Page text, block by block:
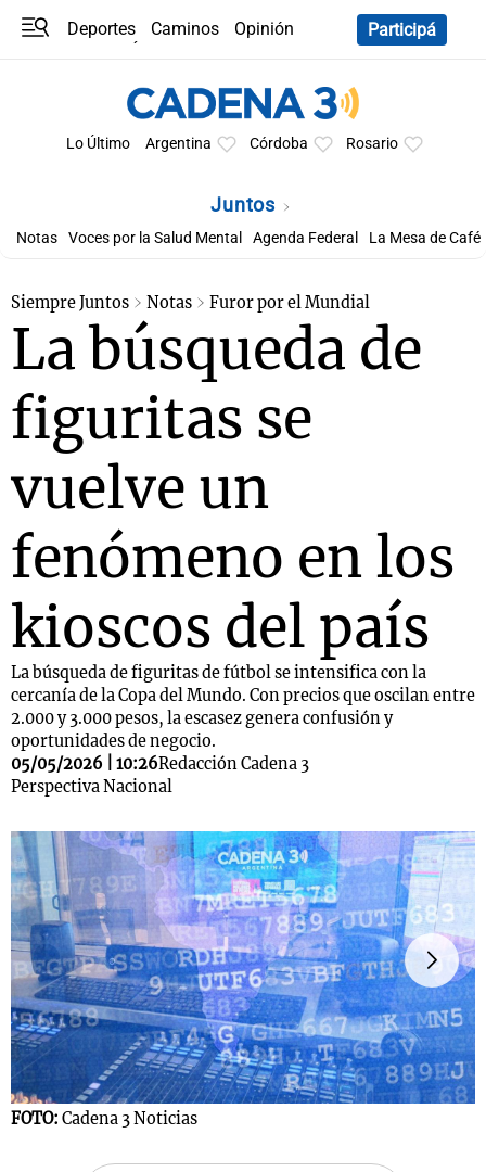
Deportes Caminos
Opinión
Participá
Lo Último Argentina Córdoba Rosario
Juntos
Notas Voces por la Salud Mental Agenda Federal La Mesa de Café
Siempre Juntos Notas Furor por el Mundial
La búsqueda de
figuritas se
vuelve un
fenómeno en los
kioscos del país
La búsqueda de figuritas de fútbol se intensifica con la
cercanía de la Copa del Mundo. Con precios que oscilan entre
2.000 y 3.000 pesos, la escasez genera confusión y
oportunidades de negocio.
05/05/2026 | 10:26Redacción Cadena 3
Perspectiva Nacional
FOTO: Cadena 3 Noticias
Notas
Notas